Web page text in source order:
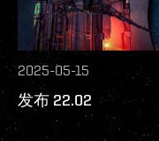
2025-05-15
发布 22.02